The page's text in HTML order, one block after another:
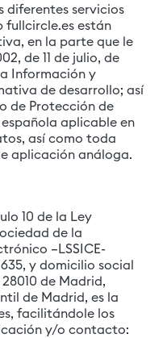
diferentes servicios
fullcircle.es están
en la parte que le
de 11 de julio, de
Información y
de desarrollo; así
de Protección de
aplicable en
así como toda
aplicación análoga.
10 de la Ley
de la
–LSSICE-
y domicilio social
de Madrid,
de Madrid, es la
, facilitándole los
y/o contacto: